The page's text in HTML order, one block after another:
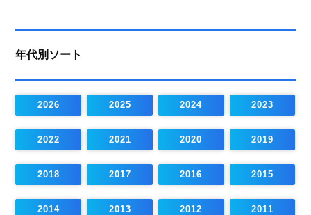
年代別ソート
2026 2025 2024 2023
2022 2021 2020 2019
2018 2017 2016 2015
2014 2013 2012 2011